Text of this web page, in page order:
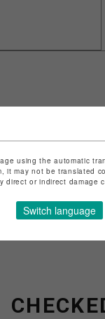
名古屋PARCO
ど法令に基づく表
using the automatic
it may not be translated
or indirect
Switch language